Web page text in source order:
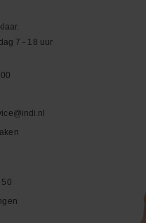
7 - 18 uur
50